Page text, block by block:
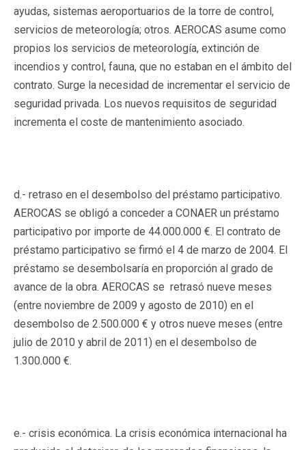
ayudas, sistemas aeroportuarios de la torre de control,
servicios de meteorología; otros. AEROCAS asume como
propios los servicios de meteorología, extinción de
incendios y control, fauna, que no estaban en el ámbito del
contrato. Surge la necesidad de incrementar el servicio de
seguridad privada. Los nuevos requisitos de seguridad
incrementa el coste de mantenimiento asociado.
d.- retraso en el desembolso del préstamo participativo.
AEROCAS se obligó a conceder a CONAER un préstamo
participativo por importe de 44.000.000 €. El contrato de
préstamo participativo se firmó el 4 de marzo de 2004. El
préstamo se desembolsaría en proporción al grado de
avance de la obra. AEROCAS se retrasó nueve meses
(entre noviembre de 2009 y agosto de 2010) en el
desembolso de 2.500.000 € y otros nueve meses (entre
julio de 2010 y abril de 2011) en el desembolso de
1.300.000 €.
e.- crisis económica. La crisis económica internacional ha